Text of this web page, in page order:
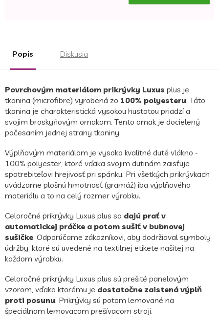
Popis Diskusia
Povrchovým materiálom prikrývky Luxus plus je
tkanina (microfibre) vyrobená zo 100% polyesteru. Táto
tkanina je charakteristická vysokou hustotou priadzí a
svojim broskyňovým omakom. Tento omak je docielený
počesaním jednej strany tkaniny.
Výplňovým materiálom je vysoko kvalitné duté vlákno -
100% polyester, ktoré vďaka svojim dutinám zaisťuje
spotrebiteľovi hrejivosť pri spánku. Pri všetkých prikrývkach
uvádzame plošnú hmotnosť (gramáž) iba výplňového
materiálu a to na celý rozmer výrobku.
Celoročné prikrývky Luxus plus sa dajú prať v
automatickej práčke a potom sušiť v bubnovej
sušičke. Odporúčame zákazníkovi, aby dodržiaval symboly
údržby, ktoré sú uvedené na textilnej etikete našitej na
každom výrobku.
Celoročné prikrývky Luxus plus sú prešité panelovým
vzorom, vďaka ktorému je dostatočne zaistená výplň
proti posunu. Prikrývky sú potom lemované na
špeciálnom lemovacom prešívacom stroji.